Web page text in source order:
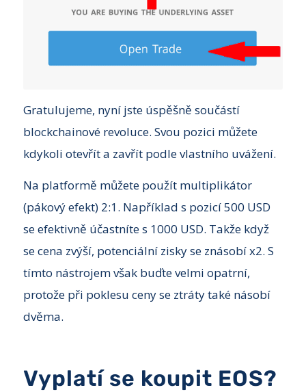
Gratulujeme, nyní jste úspěšně součástí
blockchainové revoluce. Svou pozici můžete
kdykoli otevřít a zavřít podle vlastního uvážení.
Na platformě můžete použít multiplikátor
(pákový efekt) 2:1. Například s pozicí 500 USD
se efektivně účastníte s 1000 USD. Takže když
se cena zvýší, potenciální zisky se znásobí x2. S
tímto nástrojem však buďte velmi opatrní,
protože při poklesu ceny se ztráty také násobí
dvěma.
Vyplatí se koupit EOS?